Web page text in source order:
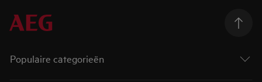
Populaire categorieën